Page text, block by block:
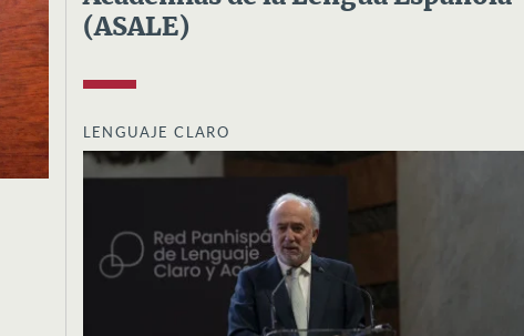
(ASALE)
LENGUAJE CLARO